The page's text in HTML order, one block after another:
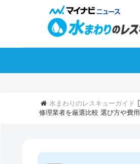
水まわりのレスキューガイド
修理業者を厳選比較 選び方や費